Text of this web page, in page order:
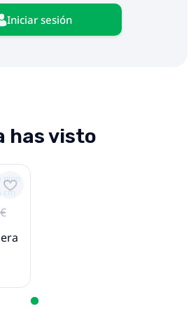
Iniciar sesión
has visto